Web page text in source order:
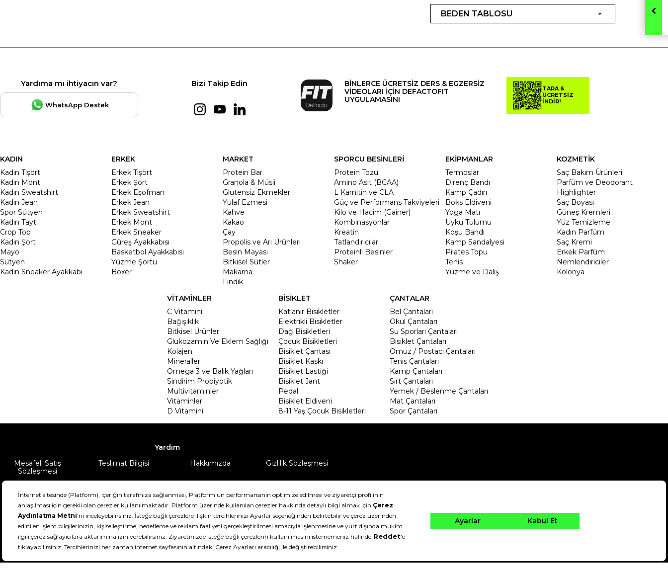
BEDEN TABLOSU
Yardıma mı ihtiyacın var?
WhatsApp Destek
Bizi Takip Edin
BİNLERCE ÜCRETSİZ DERS & EGZERSİZ
VİDEOLARI İÇİN DEFACTOFIT
UYGULAMASINI
TARA &
ÜCRETSİZ
İNDİR!
KADIN
Kadın Tişört
Kadın Mont
Kadın Sweatshirt
Kadın Jean
Spor Sütyen
Kadın Tayt
Crop Top
Kadin Şort
Mayo
Sütyen
Kadın Sneaker Ayakkabı
ERKEK
Erkek Tişört
Erkek Şort
Erkek Eşofman
Erkek Jean
Erkek Sweatshirt
Erkek Mont
Erkek Sneaker
Güreş Ayakkabısı
Basketbol Ayakkabısı
Yüzme Şortu
Boxer
MARKET
Protein Bar
Granola & Müsli
Glutensiz Ekmekler
Yulaf Ezmesi
Kahve
Kakao
Çay
Propolis ve Arı Ürünleri
Besin Mayası
Bitkisel Sütler
Makarna
Fındık
SPORCU BESİNLERİ
Protein Tozu
Amino Asit (BCAA)
L Karnitin ve CLA
Güç ve Performans Takviyeleri
Kilo ve Hacim (Gainer)
Kombinasyonlar
Kreatin
Tatlandırıcılar
Proteinli Besinler
Shaker
EKİPMANLAR
Termoslar
Direnç Bandı
Kamp Çadırı
Boks Eldiveni
Yoga Matı
Uyku Tulumu
Koşu Bandı
Kamp Sandalyesi
Pilates Topu
Tenis
Yüzme ve Dalış
KOZMETİK
Saç Bakım Ürünleri
Parfüm ve Deodorant
Highlighter
Saç Boyası
Güneş Kremleri
Yüz Temizleme
Kadın Parfüm
Saç Kremi
Erkek Parfüm
Nemlendiriciler
Kolonya
VİTAMİNLER
C Vitamini
Bağışıklık
Bitkisel Ürünler
Glukozamin Ve Eklem Sağlığı
Kolajen
Mineraller
Omega 3 ve Balık Yağları
Sindirim Probiyotik
Multivitaminler
Vitaminler
D Vitamini
BİSİKLET
Katlanır Bisikletler
Elektrikli Bisikletler
Dağ Bisikletleri
Çocuk Bisikletleri
Bisiklet Çantası
Bisiklet Kaskı
Bisiklet Lastiği
Bisiklet Jant
Pedal
Bisiklet Eldiveni
8-11 Yaş Çocuk Bisikletleri
ÇANTALAR
Bel Çantaları
Okul Çantaları
Su Sporları Çantaları
Bisiklet Çantaları
Omuz / Postacı Çantaları
Tenis Çantaları
Kamp Çantaları
Sırt Çantaları
Yemek / Beslenme Çantaları
Mat Çantaları
Spor Çantaları
Yardım
Mesafeli Satış
Sözleşmesi
Teslimat Bilgisi Hakkımızda Gizlilik Sözleşmesi
DeFactoFIT ©️ 2022-2026. Tüm hakları saklıdır.